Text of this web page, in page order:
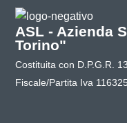
ASL - Azienda
Torino"
Costituita con D.P.G.R.
Fiscale/Partita Iva